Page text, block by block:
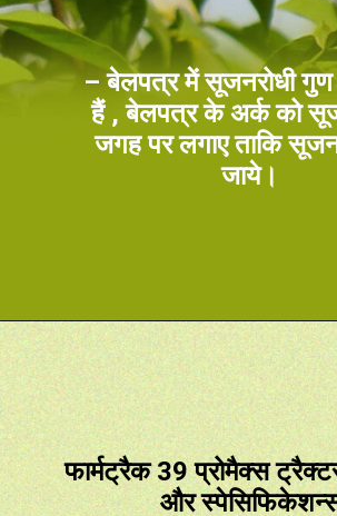
– बेलपत्र में सूजनरोधी गुण
हैं , बेलपत्र के अर्क को
जगह पर लगाए ताकि
जाये।
फार्मट्रैक 39 प्रोमैक्स
और